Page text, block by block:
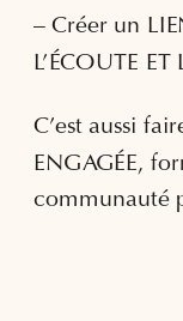
– Créer un
L’ÉCOUTE ET
C’est aussi
ENGAGÉE,
communauté